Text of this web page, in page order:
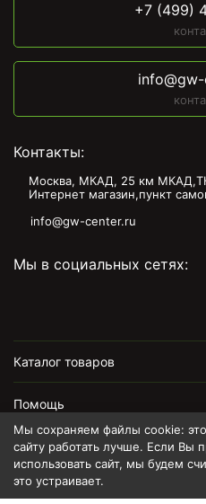
+7 (499)
Контакты:
Москва, МКАД, 25 км МКАД,ТК
Интернет магазин,пункт
info@gw-center.ru
Мы в социальных сетях:
Каталог товаров
Помощь
Информация
Политика персональных данных
Мы сохраняем файлы cookie:
сайту работать лучше. Если Вы
использовать сайт, мы будем
это устраивает.